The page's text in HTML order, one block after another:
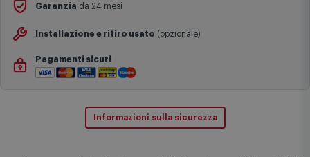
Garanzia da 24 mesi
Installazione e ritiro usato (opzionale)
Pagamenti sicuri
Informazioni sulla sicurezza